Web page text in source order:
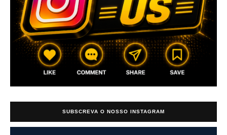
SUBSCREVA O NOSSO INSTAGRAM